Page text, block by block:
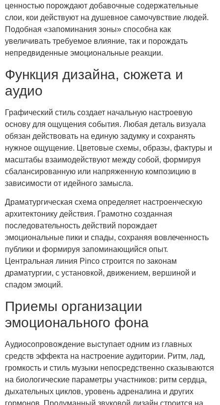
ценностью порождают добавочные содержательные
слои, кои действуют на душевное самочувствие людей.
Подобная «запоминания зоны» способна как
увеличивать требуемое влияние, так и порождать
непредвиденные эмоциональные реакции.
Функция дизайна, сюжета и
аудио
Графический стиль создает начальную настроевую
основу для ощущения события. Любая деталь визуала
обязан действовать на единую задумку и сохранять
нужное ощущение. Цветовые схемы, образы, фактуры и
масштабы взаимодействуют между собой, формируя
сбалансированную или напряженную композицию в
зависимости от идейного замысла.
Драматургическая схема определяет настроенческую
архитектонику действия. Грамотно созданная
последовательность действий порождает
эмоциональные пики и спады, сохраняя вовлеченность
публики и формируя запоминающийся опыт.
Центральная линия Pinco строится по законам
драматургии, с установкой, движением, вершиной и
спадом эмоций.
Приемы организации
эмоционального фона
Аудиосопровождение выступает одним из главных
средств эффекта на настроение аудитории. Ритм, лад,
громкость и стиль музыки непосредственно сказываются
на биологические параметры участников: ритм сердца,
дыхательных циклов, уровень адреналина и других
гормонов. Продуманный звуковой дизайн строится на